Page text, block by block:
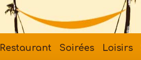
Restaurant Soirées Loisirs